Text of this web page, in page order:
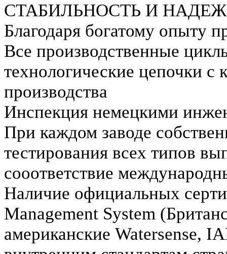
СТАБИЛЬНОСТЬ И
Благодаря богатому опыту
Все производственные
технологические цепочки с
производства
Инспекция немецкими
При каждом заводе
тестирования всех типов
сооответствие
Наличие официальных
Management System
американские Watersense,